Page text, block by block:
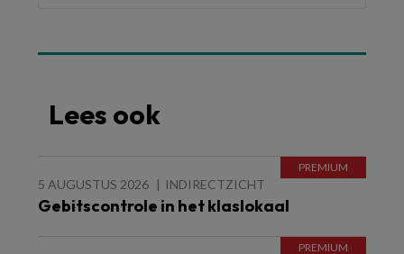
Lees ook
5 AUGUSTUS 2026 INDIRECTZICHT
Gebitscontrole in het klaslokaal